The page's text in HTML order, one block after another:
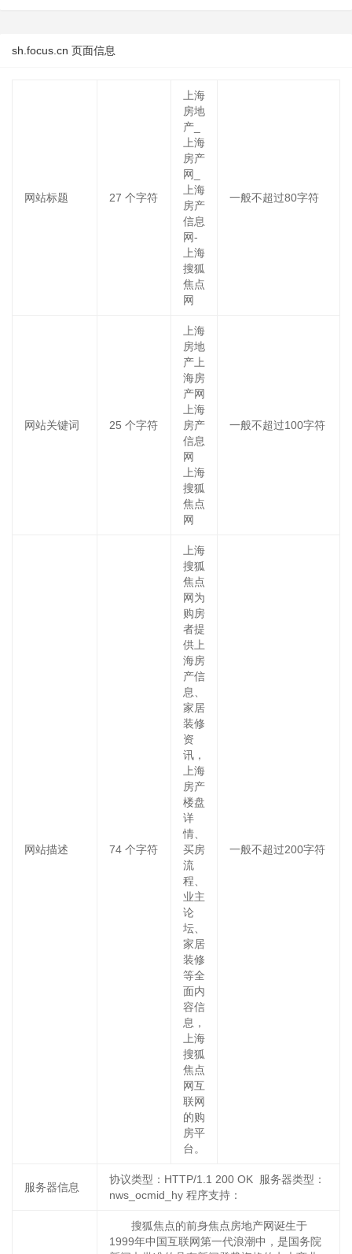
sh.focus.cn 页面信息
网站标题 27 个字符
上海
房地
产_
上海
房产
网_
上海
房产
信息
网-
上海
搜狐
焦点
网
一般不超过80字符
网站关键词 25 个字符
上海
房地
产上
海房
产网
上海
房产
信息
网
上海
搜狐
焦点
网
一般不超过100字符
网站描述 74 个字符
上海
搜狐
焦点
网为
购房
者提
供上
海房
产信
息、
家居
装修
资
讯，
上海
房产
楼盘
详
情、
买房
流
程、
业主
论
坛、
家居
装修
等全
面内
容信
息，
上海
搜狐
焦点
网互
联网
的购
房平
台。
一般不超过200字符
服务器信息
协议类型：HTTP/1.1 200 OK 服务器类型：
nws_ocmid_hy 程序支持：
搜狐焦点的前身焦点房地产网诞生于
1999年中国互联网第一代浪潮中，是国务院